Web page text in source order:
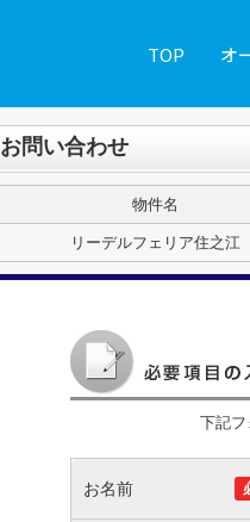
TOP オ
お問い合わせ
物件名
リーデルフェリア住之江
下記フ
お名前